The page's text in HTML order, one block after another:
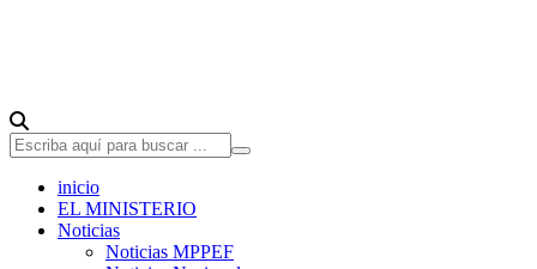
inicio
EL MINISTERIO
Noticias
Noticias MPPEF